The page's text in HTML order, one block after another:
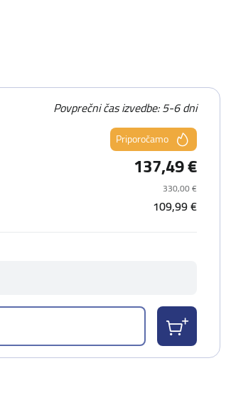
Povprečni čas izvedbe: 5-6 dni
Priporočamo
137,49 €
330,00 €
109,99 €